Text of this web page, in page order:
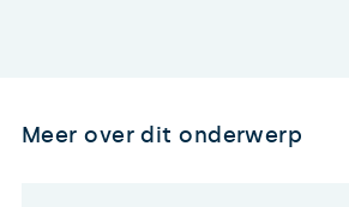
Meer over dit onderwerp